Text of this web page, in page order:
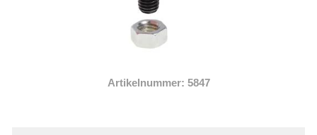
Artikelnummer: 5847